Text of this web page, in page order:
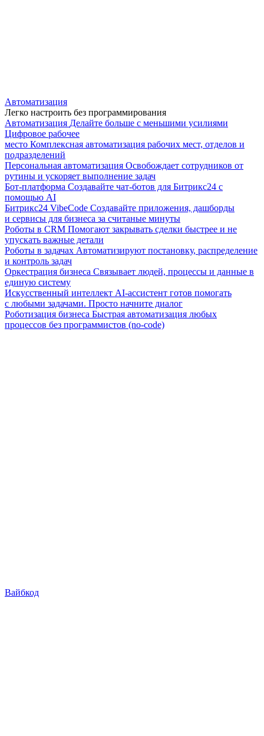
Автоматизация
Легко настроить без программирования
Автоматизация Делайте больше с меньшими усилиями
Цифровое рабочее
место Комплексная автоматизация рабочих мест, отделов и
подразделений
Персональная автоматизация Освобождает сотрудников от
рутины и ускоряет выполнение задач
Бот-платформа Создавайте чат-ботов для Битрикс24 с
помощью AI
Битрикс24 VibeCode Создавайте приложения, дашборды
и сервисы для бизнеса за считаные минуты
Роботы в CRM Помогают закрывать сделки быстрее и не
упускать важные детали
Роботы в задачах Автоматизируют постановку, распределение
и контроль задач
Оркестрация бизнеса Связывает людей, процессы и данные в
единую систему
Искусственный интеллект AI-ассистент готов помогать
с любыми задачами. Просто начните диалог
Роботизация бизнеса Быстрая автоматизация любых
процессов без программистов (no-code)
Вайбкод